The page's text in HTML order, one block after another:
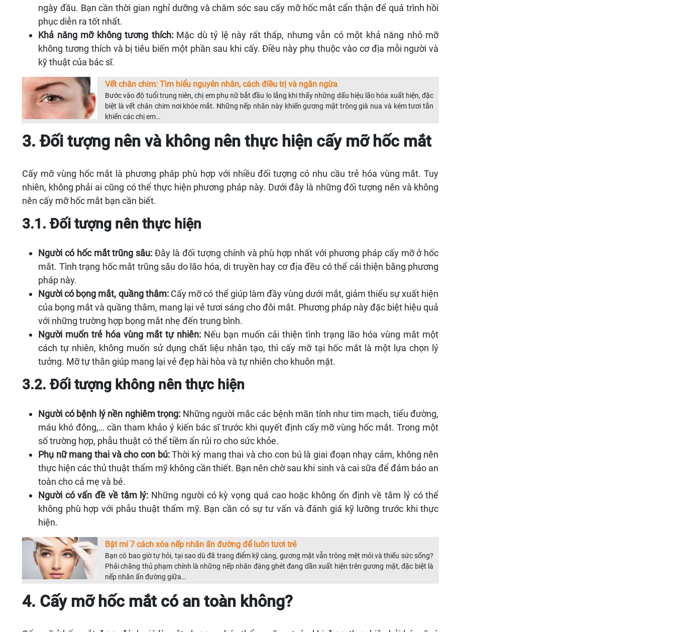
ngày đầu. Bạn cần thời gian nghỉ dưỡng và chăm sóc sau cấy mỡ hốc mắt cẩn thận để quá trình hồi
phục diễn ra tốt nhất.
Khả năng mỡ không tương thích:Mặc dù tỷ lệ này rất thấp, nhưng vẫn có một khả năng nhỏ mỡ
không tương thích và bị tiêu biến một phần sau khi cấy. Điều này phụ thuộc vào cơ địa mỗi người và
kỹ thuật của bác sĩ.
Vết chân chim: Tìm hiểu nguyên nhân, cách điều trị và ngăn ngừa
Bước vào độ tuổi trung niên, chị em phụ nữ bắt đầu lo lắng khi thấy những dấu hiệu lão hóa xuất hiện, đặc
biệt là vết chân chim nơi khóe mắt. Những nếp nhăn này khiến gương mặt trông già nua và kém tươi tắn
khiến các chị em…
3. Đối tượng nên và không nên thực hiện cấy mỡ hốc mắt
Cấy mỡ vùng hốc mắt là phương pháp phù hợp với nhiều đối tượng có nhu cầu trẻ hóa vùng mắt. Tuy
nhiên, không phải ai cũng có thể thực hiện phương pháp này. Dưới đây là những đối tượng nên và không
nên cấy mỡ hốc mắt bạn cần biết.
3.1. Đối tượng nên thực hiện
Người có hốc mắt trũng sâu: Đây là đối tượng chính và phù hợp nhất với phương pháp cấy mỡ ở hốc
mắt. Tình trạng hốc mắt trũng sâu do lão hóa, di truyền hay cơ địa đều có thể cải thiện bằng phương
pháp này.
Người có bọng mắt, quầng thâm:Cấy mỡ có thể giúp làm đầy vùng dưới mắt, giảm thiểu sự xuất hiện
của bọng mắt và quầng thâm, mang lại vẻ tươi sáng cho đôi mắt. Phương pháp này đặc biệt hiệu quả
với những trường hợp bọng mắt nhẹ đến trung bình.
Người muốn trẻ hóa vùng mắt tự nhiên: Nếu bạn muốn cải thiện tình trạng lão hóa vùng mắt một
cách tự nhiên, không muốn sử dụng chất liệu nhân tạo, thì cấy mỡ tại hốc mắt là một lựa chọn lý
tưởng. Mỡ tự thân giúp mang lại vẻ đẹp hài hòa và tự nhiên cho khuôn mặt.
3.2. Đối tượng không nên thực hiện
Người có bệnh lý nền nghiêm trọng: Những người mắc các bệnh mãn tính như tim mạch, tiểu đường,
máu khó đông,… cần tham khảo ý kiến bác sĩ trước khi quyết định cấy mỡ vùng hốc mắt. Trong một
số trường hợp, phẫu thuật có thể tiềm ẩn rủi ro cho sức khỏe.
Phụ nữ mang thai và cho con bú:Thời kỳ mang thai và cho con bú là giai đoạn nhạy cảm, không nên
thực hiện các thủ thuật thẩm mỹ không cần thiết. Bạn nên chờ sau khi sinh và cai sữa để đảm bảo an
toàn cho cả mẹ và bé.
Người có vấn đề về tâm lý: Những người có kỳ vọng quá cao hoặc không ổn định về tâm lý có thể
không phù hợp với phẫu thuật thẩm mỹ. Bạn cần có sự tư vấn và đánh giá kỹ lưỡng trước khi thực
hiện.
Bật mí 7 cách xóa nếp nhăn ấn đường để luôn tươi trẻ
Bạn có bao giờ tự hỏi, tại sao dù đã trang điểm kỹ càng, gương mặt vẫn trông mệt mỏi và thiếu sức sống?
Phải chăng thủ phạm chính là những nếp nhăn đáng ghét đang dần xuất hiện trên gương mặt, đặc biệt là
nếp nhăn ấn đường giữa…
4. Cấy mỡ hốc mắt có an toàn không?